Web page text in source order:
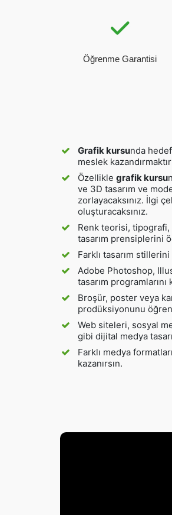
Öğrenme Garantisi
Grafik kursunda
meslek
Özelliklegrafik kursu
ve 3D tasarım ve
zorlayacaksınız. İlgi
oluşturacaksınız.
Renk teorisi,
tasarım prensiplerini
Farklı tasarım
Adobe Photoshop,
tasarım
Broşür, poster veya
prodüksiyonunu
Web siteleri, sosyal
gibi dijital medya
Farklı medya
kazanırsın.